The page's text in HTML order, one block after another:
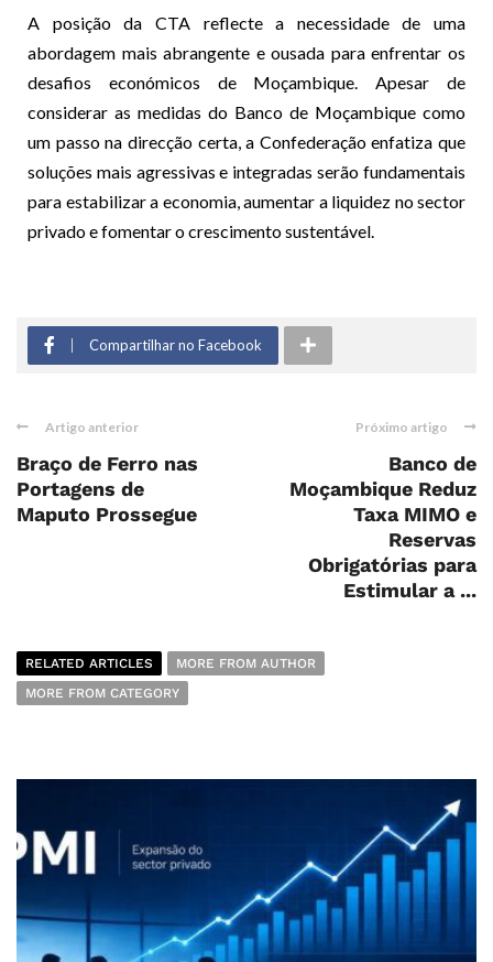
A posição da CTA reflecte a necessidade de uma
abordagem mais abrangente e ousada para enfrentar os
desafios económicos de Moçambique. Apesar de
considerar as medidas do Banco de Moçambique como
um passo na direcção certa, a Confederação enfatiza que
soluções mais agressivas e integradas serão fundamentais
para estabilizar a economia, aumentar a liquidez no sector
privado e fomentar o crescimento sustentável.
Compartilhar no Facebook
Artigo anterior
Braço de Ferro nas
Portagens de
Maputo Prossegue
Próximo artigo
Banco de
Moçambique Reduz
Taxa MIMO e
Reservas
Obrigatórias para
Estimular a ...
RELATED ARTICLES
MORE FROM AUTHOR
MORE FROM CATEGORY